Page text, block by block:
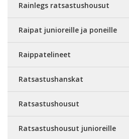
Rainlegs ratsastushousut
Raipat junioreille ja poneille
Raippatelineet
Ratsastushanskat
Ratsastushousut
Ratsastushousut junioreille